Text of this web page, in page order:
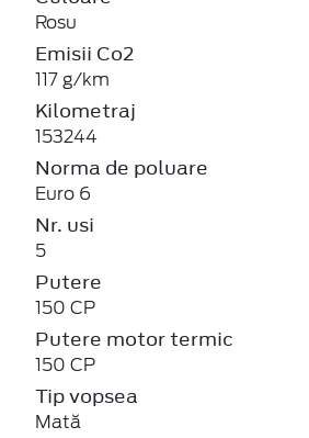
Rosu
Emisii Co2
117 g/km
Kilometraj
153244
Norma de poluare
Euro 6
Nr. usi
5
Putere
150 CP
Putere motor termic
150 CP
Tip vopsea
Mată